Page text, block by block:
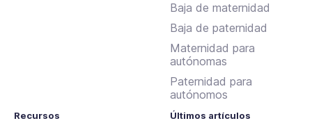
Baja de maternidad
Baja de paternidad
Maternidad para
autónomas
Paternidad para
autónomos
Recursos Últimos artículos